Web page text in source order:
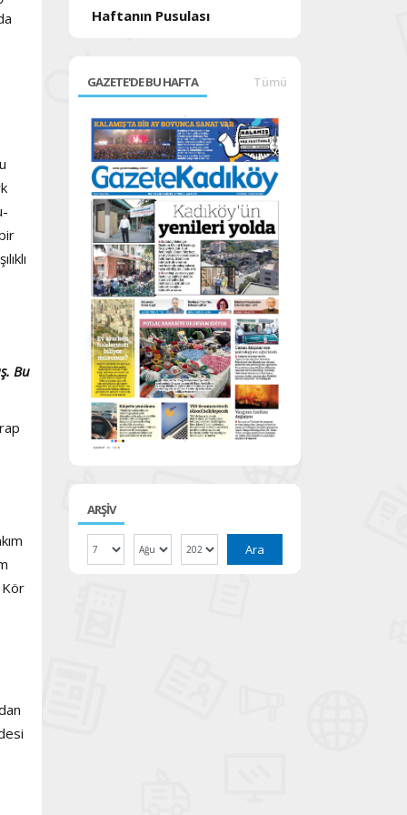
Bu
Kör
Haftanın Pusulası
GAZETE'DE BU HAFTA Tümü
ARŞİV
Ara